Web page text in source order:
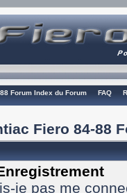
Forum Index du Forum FAQ
Fiero 84-88
je pas me